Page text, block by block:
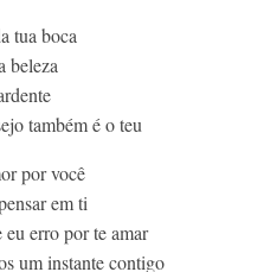
tua boca
beleza
também é o teu
por você
em ti
erro por te amar
um instante contigo